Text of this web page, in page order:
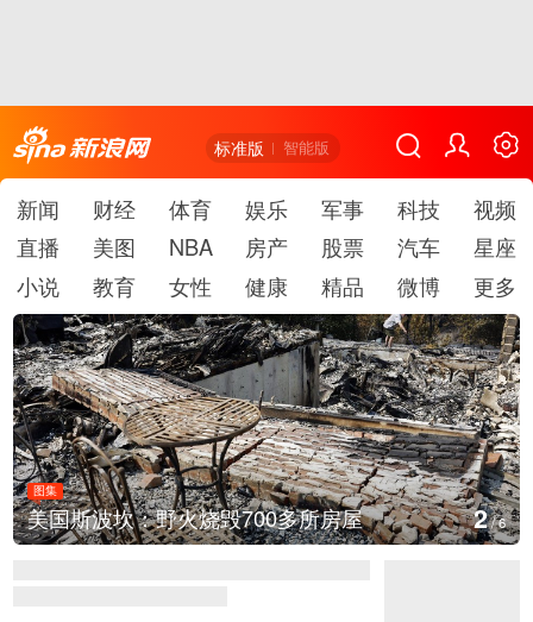
标准版 智能版
新闻 财经 体育 娱乐 军事 科技
视频
直播
美图 NBA 房产 股票 汽车
星座
小说
教育 女性 健康 精品 微博 更多
图集
叙利亚：大马士革发生爆炸 3/6